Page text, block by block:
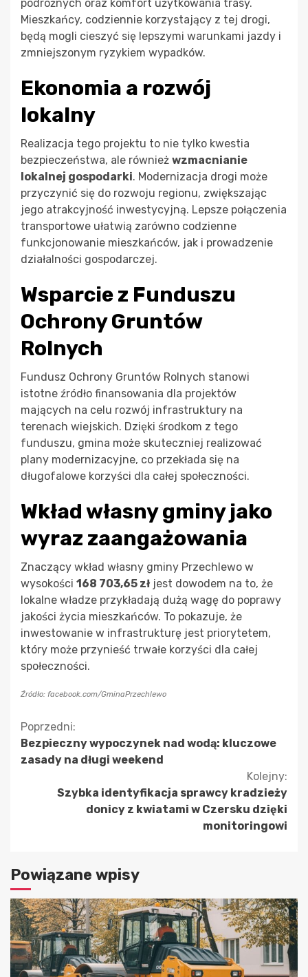
podróżnych oraz komfort użytkowania trasy.
Mieszkańcy, codziennie korzystający z tej drogi,
będą mogli cieszyć się lepszymi warunkami jazdy i
zmniejszonym ryzykiem wypadków.
Ekonomia a rozwój
lokalny
Realizacja tego projektu to nie tylko kwestia
bezpieczeństwa, ale również wzmacnianie
lokalnej gospodarki. Modernizacja drogi może
przyczynić się do rozwoju regionu, zwiększając
jego atrakcyjność inwestycyjną. Lepsze połączenia
transportowe ułatwią zarówno codzienne
funkcjonowanie mieszkańców, jak i prowadzenie
działalności gospodarczej.
Wsparcie z Funduszu
Ochrony Gruntów
Rolnych
Fundusz Ochrony Gruntów Rolnych stanowi
istotne źródło finansowania dla projektów
mających na celu rozwój infrastruktury na
terenach wiejskich. Dzięki środkom z tego
funduszu, gmina może skuteczniej realizować
plany modernizacyjne, co przekłada się na
długofalowe korzyści dla całej społeczności.
Wkład własny gminy jako
wyraz zaangażowania
Znaczący wkład własny gminy Przechlewo w
wysokości 168 703,65 zł jest dowodem na to, że
lokalne władze przykładają dużą wagę do poprawy
jakości życia mieszkańców. To pokazuje, że
inwestowanie w infrastrukturę jest priorytetem,
który może przynieść trwałe korzyści dla całej
społeczności.
Źródło: facebook.com/GminaPrzechlewo
Kontynuuj
czytanie
Poprzedni:
Bezpieczny wypoczynek nad wodą: kluczowe
zasady na długi weekend
Kolejny:
Szybka identyfikacja sprawcy kradzieży
donicy z kwiatami w Czersku dzięki
monitoringowi
Powiązane wpisy